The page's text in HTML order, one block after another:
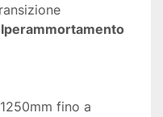
Iperammortamento
fino a